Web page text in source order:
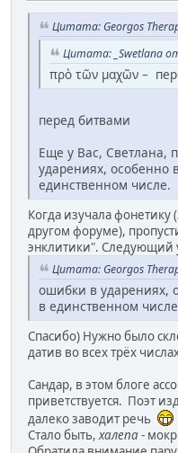
Цитата: Georgos
Цитата: _Swetlana
πρὸ τῶν μαχῶν –
перед битвами
Еще у Вас, Светлана,
ударениях, особенно
единственном числе.
Когда изучала фонетику
другом форуме),
энклитики". Следующий
Цитата: Georgos
ошибки в ударениях,
в единственном
Спасибо) Нужно было
датив во всех трёх
Сандар, в этом блоге
приветствуется. Поэт
далеко заводит речь
Стало быть, халепа-